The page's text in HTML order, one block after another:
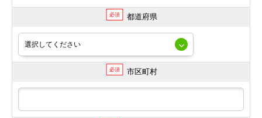
必須 都道府県
必須 市区町村